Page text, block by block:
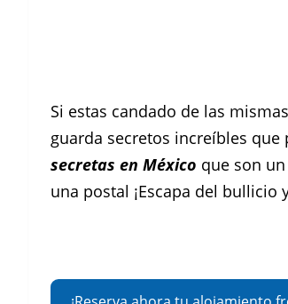
Si estas candado de las mismas
guarda secretos increíbles que
secretas en México que son
una postal ¡Escapa del